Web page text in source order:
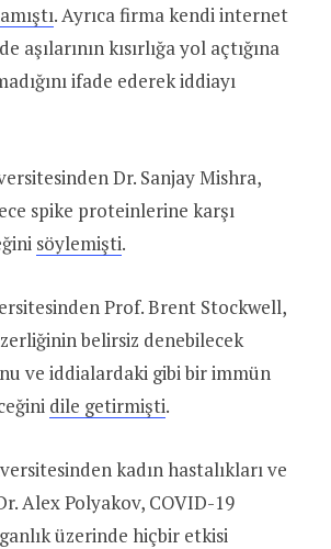
. Ayrıca firma kendi internet
aşılarının kısırlığa yol açtığına
ifade ederek iddiayı
Dr. Sanjay Mishra,
spike proteinlerine karşı
söylemişti.
Prof. Brent Stockwell,
belirsiz denebilecek
ve iddialardaki gibi bir immün
dile getirmişti.
kadın hastalıkları ve
Alex Polyakov, COVID-19
üzerinde hiçbir etkisi